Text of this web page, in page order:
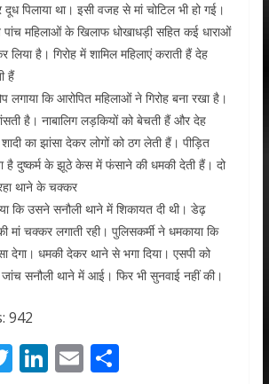
दूध पिलाया था। इसी वजह से मां चोटिल भी हो गई।
पांच महिलाओं के खिलाफ धोखाधड़ी सहित कई धाराओं
लिया है। गिरोह में शामिल महिलाएं कराती हैं देह
हैं
लगाया कि आरोपित महिलाओं ने गिरोह बना रखा है।
है। नाबालिग लड़कियों को बेचती हैं और देह
शादी का झांसा देकर लोगों को ठग लेती हैं। पीड़ित
है दुष्कर्म के झूठे केस में फंसाने की धमकी देती हैं। दो
थाने के चक्कर
कि उसने सनौली थाने में शिकायत दी थी। डेढ़
चक्कर लगाती रही। पुलिसकर्मी ने धमकाया कि
धमकी देकर थाने से भगा दिया। एसपी को
जांच सनौली थाने में आई। फिर भी सुनवाई नहीं की।
942
T Li E S